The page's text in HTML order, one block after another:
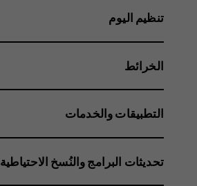
تنظيم اليوم
الخرائط
التطبيقات والخدمات
تحديثات البرامج والنُسخ الاحتياطية